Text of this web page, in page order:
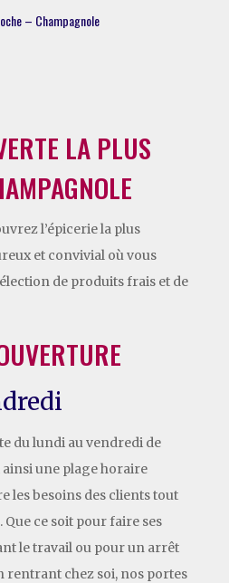
– Champagnole
LA PLUS
l’épicerie la plus
et convivial où vous
de produits frais et de
du lundi au vendredi de
une plage horaire
les besoins des clients tout
Que ce soit pour faire ses
le travail ou pour un arrêt
rentrant chez soi, nos portes